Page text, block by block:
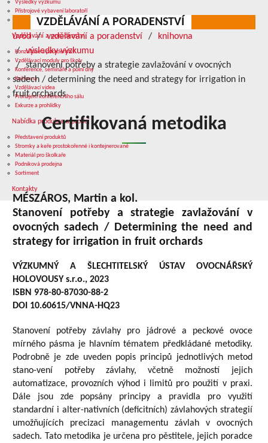
Výsledky výzkumu
Přístrojové vybavení laboratoří
Služby v oblasti výzkumu
Vzdělávání a poradenství
Konzultace a poradenství
Vzdělávací moduly pro školy
Konference, semináře a polní dny
Knihovna
Vzdělávací videa
Pronájem konferenčního sálu
Exkurze a prohlídky
Nabídka produkce a prodej
Představení produktů
Stromky a keře prostokořenné i kontejnerované
Materiál pro školkaře
Podniková prodejna
Sortiment
Kontakty
VZDĚLÁVÁNÍ A PORADENSTVÍ
úvod vzdělávání a poradenství
knihovna
výsledky výzkumu
stanovení potřeby a strategie zavlažování v ovocných
sadech / determining the need and strategy for irrigation in
fruit orchards
Certifikovaná metodika
MÉSZÁROS, Martin a kol.
Stanovení potřeby a strategie zavlažování v
ovocných sadech / Determining the need and
strategy for irrigation in fruit orchards
VÝZKUMNÝ A ŠLECHTITELSKÝ ÚSTAV OVOCNÁŘSKÝ
HOLOVOUSY s.r.o., 2023
ISBN 978-80-87030-88-2
DOI 10.60615/VNNA-HQ23
Stanovení potřeby závlahy pro jádrové a peckové ovoce
mírného pásma je hlavním tématem předkládané metodiky.
Podrobně je zde uveden popis principů jednotlivých metod
stano-vení potřeby závlahy, včetně možností jejich
automatizace, provozních výhod i limitů pro použití v praxi.
Dále jsou zde popsány principy a pravidla pro využití
standardní i alter-nativních (deficitních) závlahových strategií
umožňujících precizaci managementu závlah v ovocných
sadech. Tato metodika je určena pro pěstitele, jejich poradce